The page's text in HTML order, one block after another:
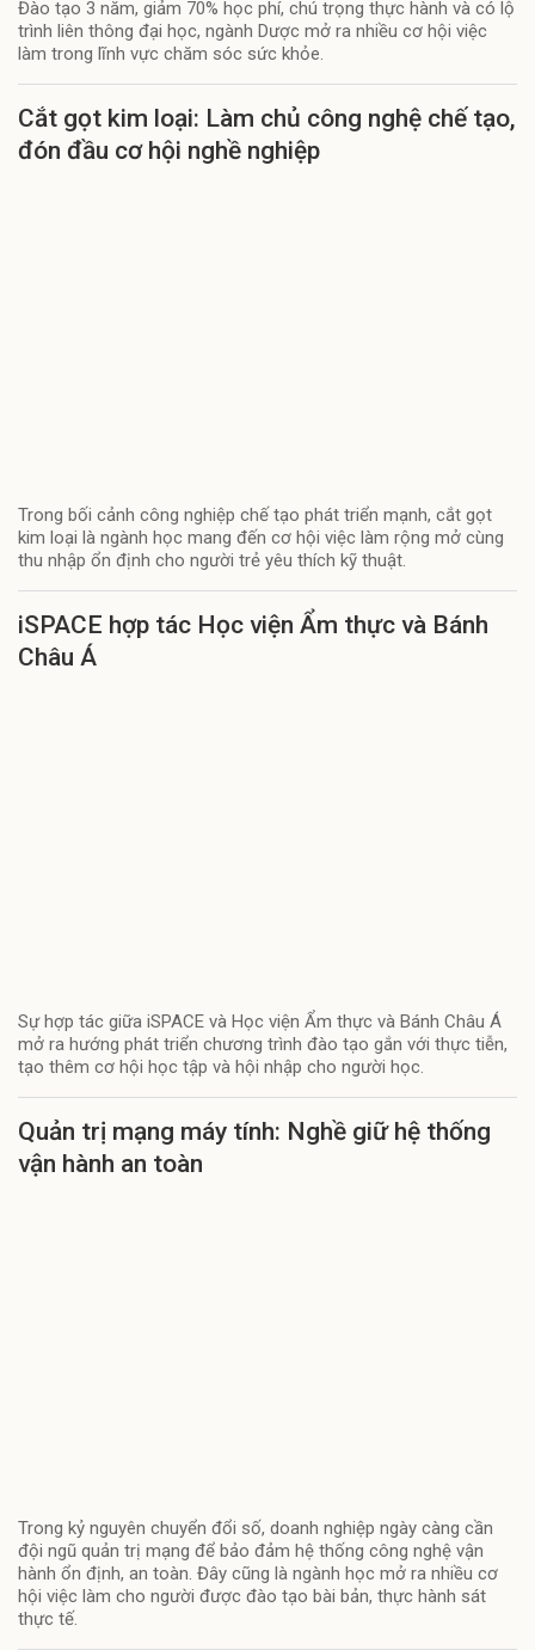
Đào tạo 3 năm, giảm 70% học phí, chú trọng thực hành và có lộ
trình liên thông đại học, ngành Dược mở ra nhiều cơ hội việc
làm trong lĩnh vực chăm sóc sức khỏe.
Cắt gọt kim loại: Làm chủ công nghệ chế tạo,
đón đầu cơ hội nghề nghiệp
Trong bối cảnh công nghiệp chế tạo phát triển mạnh, cắt gọt
kim loại là ngành học mang đến cơ hội việc làm rộng mở cùng
thu nhập ổn định cho người trẻ yêu thích kỹ thuật.
iSPACE hợp tác Học viện Ẩm thực và Bánh
Châu Á
Sự hợp tác giữa iSPACE và Học viện Ẩm thực và Bánh Châu Á
mở ra hướng phát triển chương trình đào tạo gắn với thực tiễn,
tạo thêm cơ hội học tập và hội nhập cho người học.
Quản trị mạng máy tính: Nghề giữ hệ thống
vận hành an toàn
Trong kỷ nguyên chuyển đổi số, doanh nghiệp ngày càng cần
đội ngũ quản trị mạng để bảo đảm hệ thống công nghệ vận
hành ổn định, an toàn. Đây cũng là ngành học mở ra nhiều cơ
hội việc làm cho người được đào tạo bài bản, thực hành sát
thực tế.